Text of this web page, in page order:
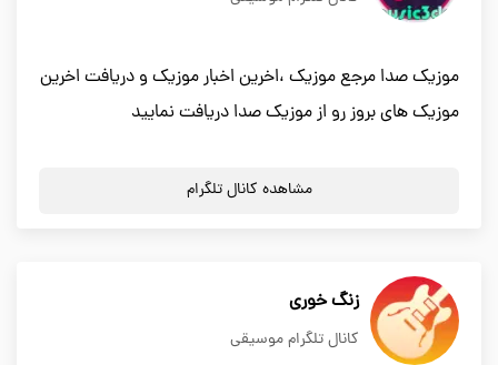
موزیک صدا مرجع موزیک ،اخرین اخبار موزیک و دریافت اخرین
موزیک های بروز رو از موزیک صدا دریافت نمایید
مشاهده کانال تلگرام
زنگ خوری
کانال تلگرام موسیقی